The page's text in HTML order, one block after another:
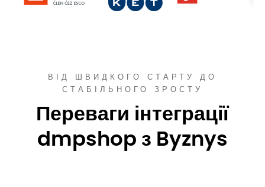
ВІД ШВИДКОГО СТАРТУ ДО
СТАБІЛЬНОГО ЗРОСТУ
Переваги інтеграції
dmpshop з Byznys